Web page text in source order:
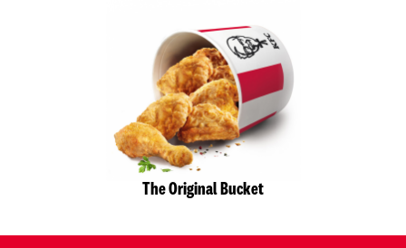
The Original Bucket